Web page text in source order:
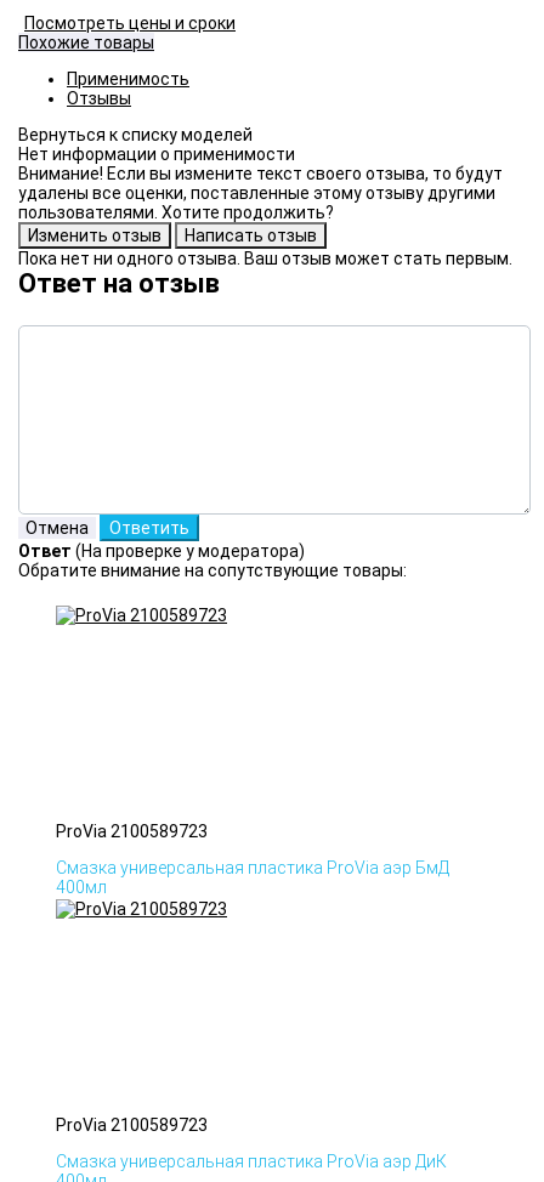
Посмотреть цены и сроки
Похожие товары
Применимость
Отзывы
Нет информации о применимости
Внимание! Если вы измените текст своего отзыва, то будут
удалены все оценки, поставленные этому отзыву другими
пользователями. Хотите продолжить?
Пока нет ни одного отзыва. Ваш отзыв может стать первым.
Ответ на отзыв
Ответ (На проверке у модератора)
Обратите внимание на сопутствующие товары:
ProVia 2100589723
Смазка универсальная пластика ProVia аэр БмД
400мл
ProVia 2100589723
Смазка универсальная пластика ProVia аэр ДиК